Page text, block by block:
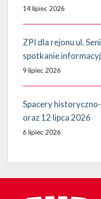
14 lipiec 2026
ZPI dla rejonu ul.
spotkanie
9 lipiec 2026
Spacery
oraz 12 lipca 2026
6 lipiec 2026